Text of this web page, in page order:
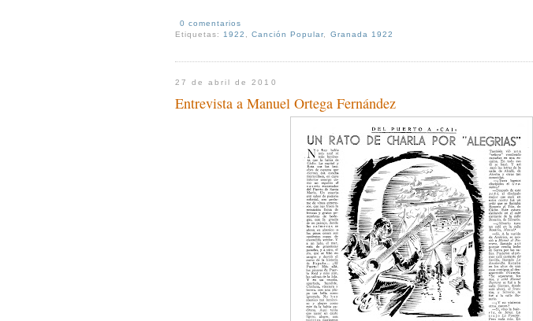
0 comentarios
Etiquetas: 1922 ,Canción Popular, Granada 1922
27 de abril de 2010
Entrevista a Manuel Ortega Fernández